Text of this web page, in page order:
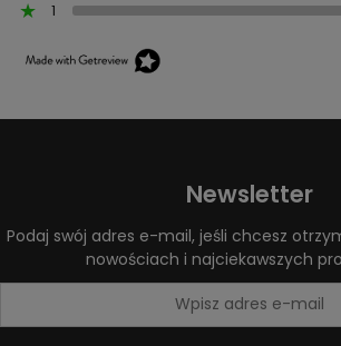
1
Newsletter
Podaj swój adres e-mail, jeśli chcesz
nowościach i najciekawszych